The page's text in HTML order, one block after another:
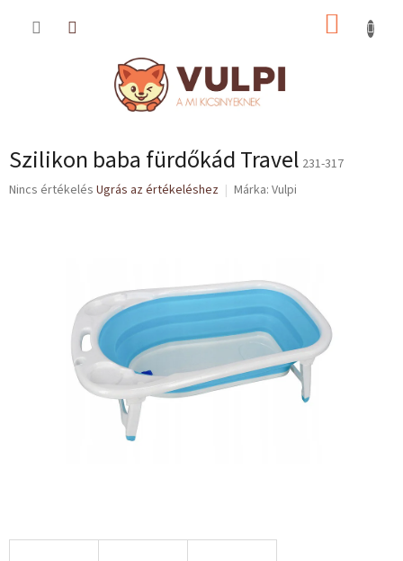
KOSÁR
Szilikon baba fürdőkád Travel 231-317
A
Nincs értékelés Ugrás az értékeléshez Márka: Vulpi